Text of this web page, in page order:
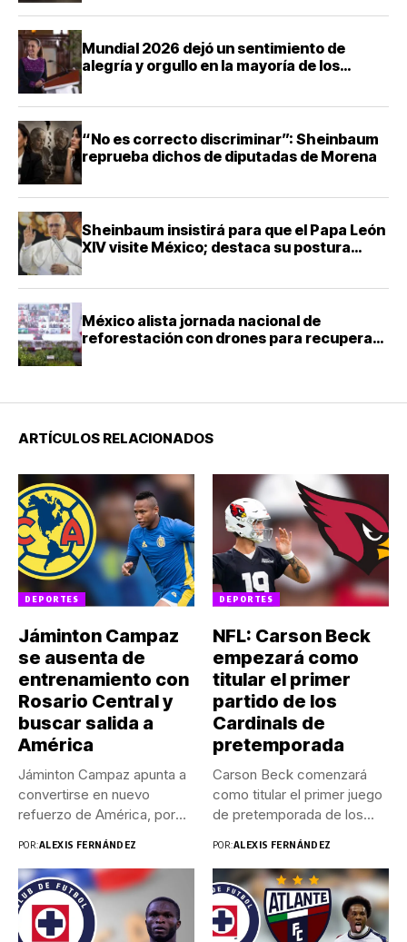
Mundial 2026 dejó un sentimiento de
alegría y orgullo en la mayoría de los
“No es correcto discriminar”: Sheinbaum
reprueba dichos de diputadas de Morena
Sheinbaum insistirá para que el Papa León
XIV visite México; destaca su postura
México alista jornada nacional de
reforestación con drones para recuperar
ARTÍCULOS RELACIONADOS
DEPORTES
Jáminton Campaz
se ausenta de
entrenamiento con
Rosario Central y
buscar salida a
América
Jáminton Campaz apunta a
convertirse en nuevo
refuerzo de América, por
POR:ALEXIS FERNÁNDEZ
DEPORTES
NFL: Carson Beck
empezará como
titular el primer
partido de los
Cardinals de
pretemporada
Carson Beck comenzará
como titular el primer juego
de pretemporada de los...
POR:ALEXIS FERNÁNDEZ